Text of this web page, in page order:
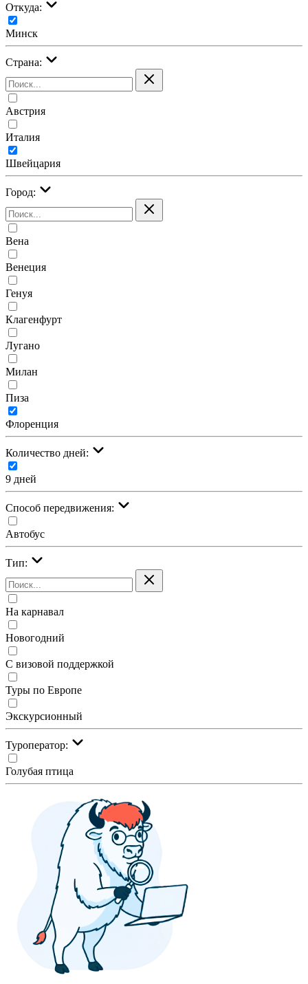
Откуда:
Минск
Страна:
Австрия
Италия
Швейцария
Город:
Вена
Венеция
Генуя
Клагенфурт
Лугано
Милан
Пиза
Флоренция
Количество дней:
9 дней
Cпособ передвижения:
Автобус
Тип:
На карнавал
Новогодний
С визовой поддержкой
Туры по Европе
Экскурсионный
Туроператор:
Голубая птица